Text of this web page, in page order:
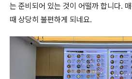
는 준비되어 있는 것이 어떨까 합니다.
때 상당히 불편하게 되네요.